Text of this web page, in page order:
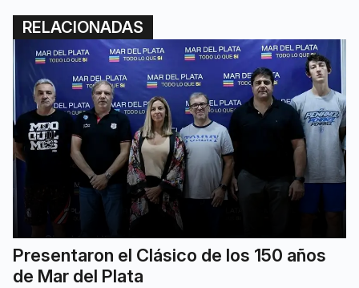
RELACIONADAS
Presentaron el Clásico de los 150 años
de Mar del Plata